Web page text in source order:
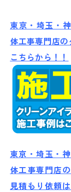
東京・埼玉・
体工事専門店
こちらから！！
東京・埼玉・
体工事専門店
見積もり依頼